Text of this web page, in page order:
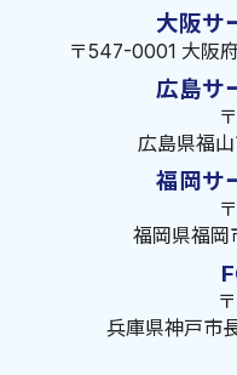
大阪サ
〒547-0001 大阪
広島サ
広島県福
福岡サ
福岡県福
兵庫県神戸市